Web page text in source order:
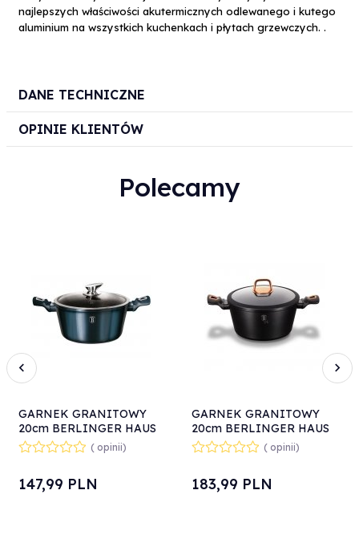
najlepszych właściwości akutermicznych odlewanego i kutego
aluminium na wszystkich kuchenkach i płytach grzewczych. .
DANE TECHNICZNE
OPINIE KLIENTÓW
Polecamy
GARNEK GRANITOWY
20cm BERLINGER HAUS
AQUAMARINE BH-1878
( opinii)
147,99 PLN
GARNEK GRANITOWY
20cm BERLINGER HAUS
BLACK ROSE BH-1641
( opinii)
183,99 PLN